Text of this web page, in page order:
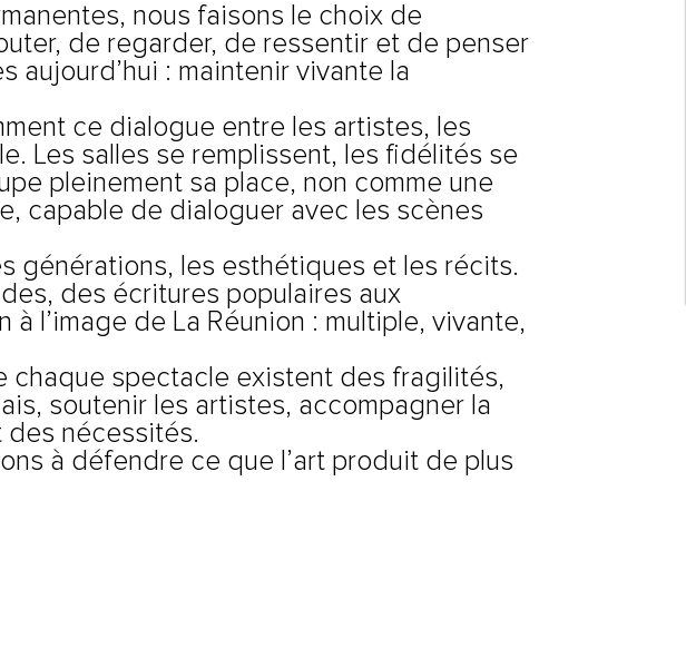
nous faisons le choix de
de regarder, de ressentir et de penser
aujourd’hui : maintenir vivante la
ce dialogue entre les artistes, les
Les salles se remplissent, les fidélités se
pleinement sa place, non comme une
capable de dialoguer avec les scènes
générations, les esthétiques et les récits.
des écritures populaires aux
l’image de La Réunion : multiple, vivante,
chaque spectacle existent des fragilités,
soutenir les artistes, accompagner la
nécessités.
à défendre ce que l’art produit de plus